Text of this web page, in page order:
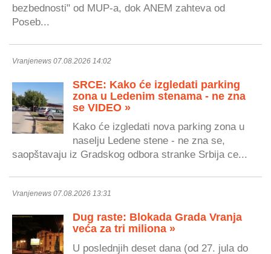
bezbednosti" od MUP-a, dok ANEM zahteva od
Poseb...
Vranjenews 07.08.2026 14:02
SRCE: Kako će izgledati parking
zona u Ledenim stenama - ne zna
se VIDEO »
Kako će izgledati nova parking zona u
naselju Ledene stene - ne zna se,
saopštavaju iz Gradskog odbora stranke Srbija ce...
Vranjenews 07.08.2026 13:31
Dug raste: Blokada Grada Vranja
veća za tri miliona »
U poslednjih deset dana (od 27. jula do